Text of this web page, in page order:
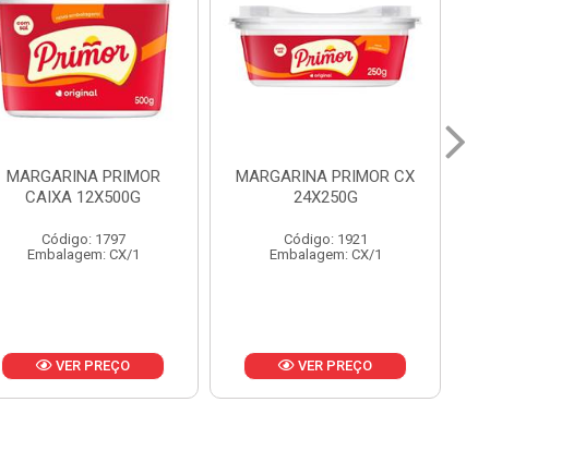
MARGARINA PRIMOR CX
24X250G
Código: 1921
Embalagem: CX/1
VER PREÇO
MARGARINA DELICIA
CAIXA 24X250G
Código: 6958
Embalagem: CX/1
VER PREÇO